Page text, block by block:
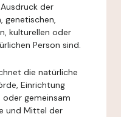
der
genetischen,
kulturellen oder
Person sind.
die natürliche
Einrichtung
oder gemeinsam
und Mittel der